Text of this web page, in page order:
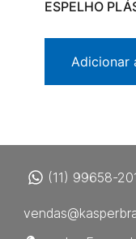
ESPELHO
Adicionar
(11) 99658-